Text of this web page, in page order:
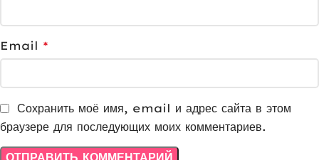
Email *
Сохранить моё имя, email и адрес сайта в этом
браузере для последующих моих комментариев.